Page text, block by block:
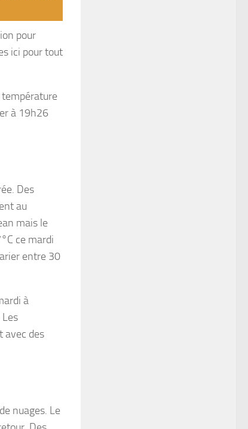
pour
ici pour tout
température
à 19h26
Des
au
mais le
ce mardi
entre 30
à
avec des
nuages. Le